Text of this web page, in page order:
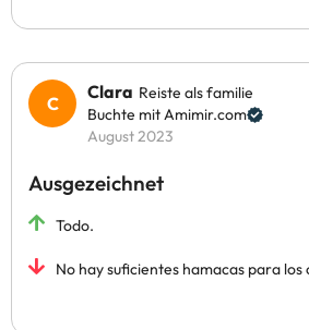
Clara Reiste als familie
Buchte mit Amimir.com
August 2023
Ausgezeichnet
Todo.
No hay suficientes hamacas para los